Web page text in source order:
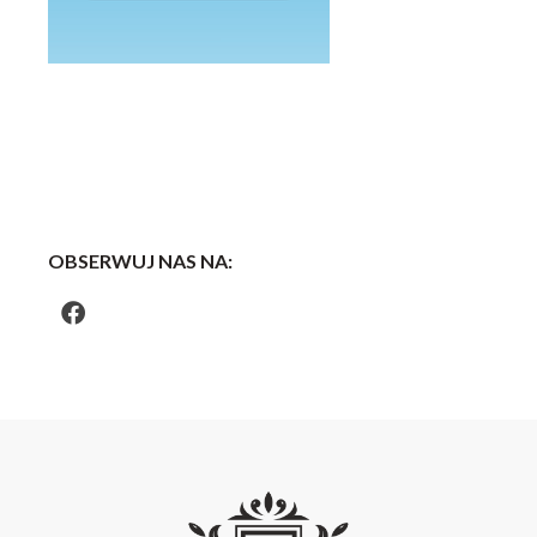
OBSERWUJ NAS NA: